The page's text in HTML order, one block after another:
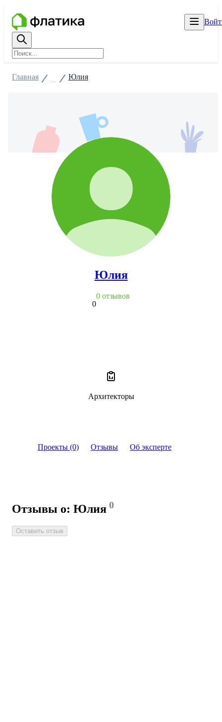
Проекты (0) Отзывы Об эксперте
Отзывы о: Юлия 0
Оставить отзыв
Главная Юлия
Юлия
0
0 отзывов
Архитекторы